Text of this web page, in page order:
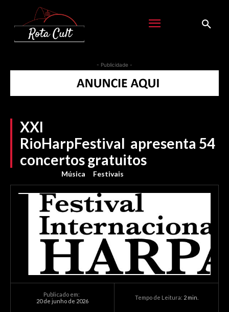
- Publicidade -
XXI
RioHarpFestival apresenta 54
concertos gratuitos
Música Festivais
Publicado em:
20 de junho de 2026
Tempo de Leitura: 2min.